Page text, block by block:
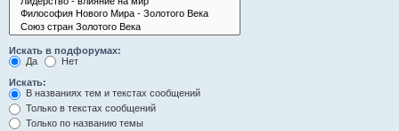
Искать в подфорумах:
Да
Нет
Искать:
В названиях тем и текстах сообщений
Только в текстах сообщений
Только по названию темы